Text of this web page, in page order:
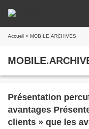
Accueil » MOBILE.ARCHIVES
Présentation
avantages Présentez plutôt les « bénéfices
clients » que les